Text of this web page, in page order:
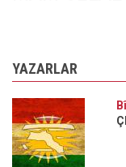
YAZARLAR